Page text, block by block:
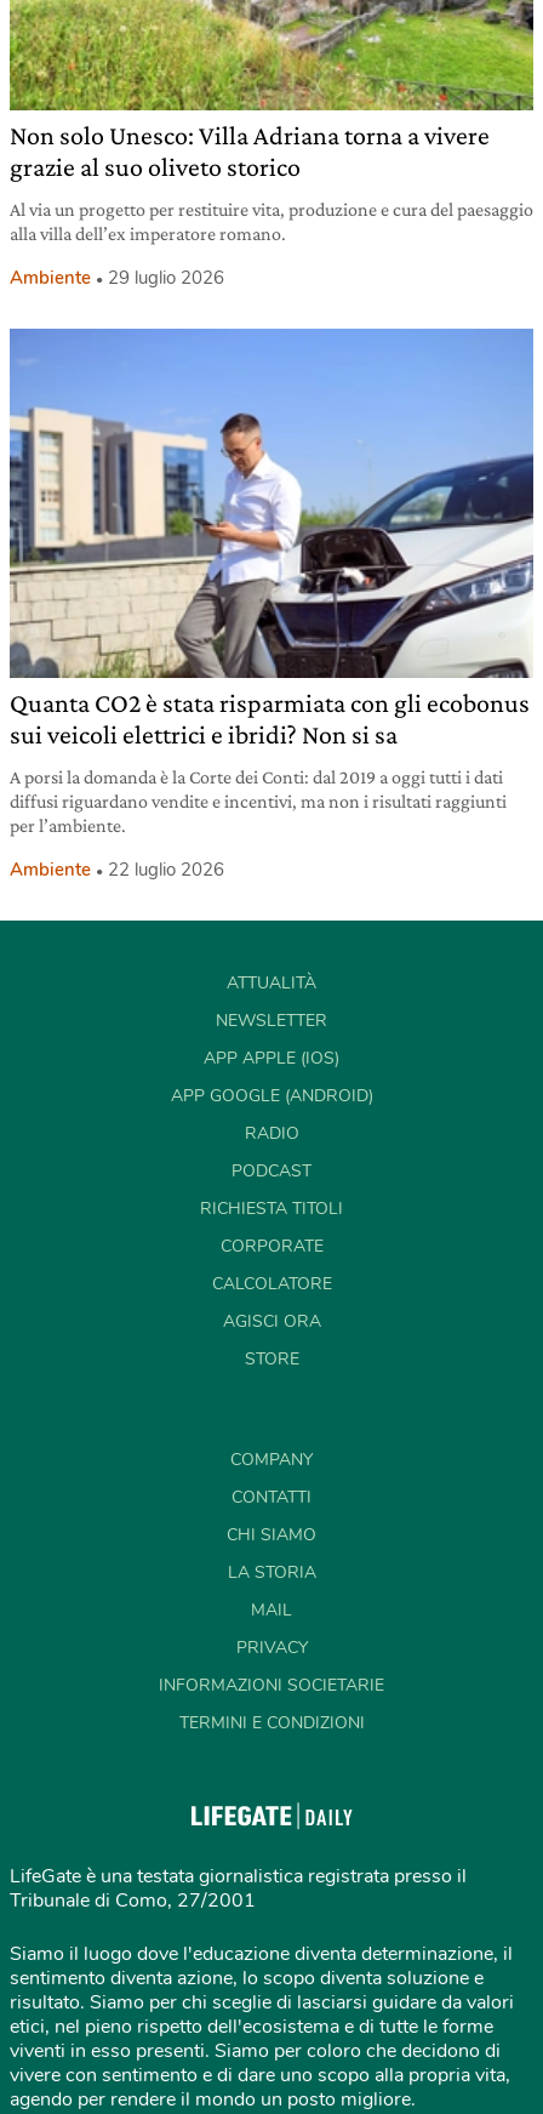
Non solo Unesco: Villa Adriana torna a vivere
grazie al suo oliveto storico
Al via un progetto per restituire vita, produzione e cura del paesaggio
alla villa dell’ex imperatore romano.
Ambiente 29 luglio 2026
Quanta CO2 è stata risparmiata con gli ecobonus
sui veicoli elettrici e ibridi? Non si sa
A porsi la domanda è la Corte dei Conti: dal 2019 a oggi tutti i dati
diffusi riguardano vendite e incentivi, ma non i risultati raggiunti
per l’ambiente.
Ambiente 22 luglio 2026
ATTUALITÀ
NEWSLETTER
APP APPLE (IOS)
APP GOOGLE (ANDROID)
RADIO
PODCAST
RICHIESTA TITOLI
CORPORATE
CALCOLATORE
AGISCI ORA
STORE
COMPANY
CONTATTI
CHI SIAMO
LA STORIA
MAIL
PRIVACY
INFORMAZIONI SOCIETARIE
TERMINI E CONDIZIONI
LifeGate è una testata giornalistica registrata presso il
Tribunale di Como, 27/2001
Siamo il luogo dove l'educazione diventa determinazione, il
sentimento diventa azione, lo scopo diventa soluzione e
risultato. Siamo per chi sceglie di lasciarsi guidare da valori
etici, nel pieno rispetto dell'ecosistema e di tutte le forme
viventi in esso presenti. Siamo per coloro che decidono di
vivere con sentimento e di dare uno scopo alla propria vita,
agendo per rendere il mondo un posto migliore.